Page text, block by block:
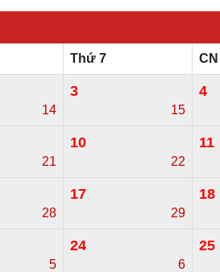
Thứ 7 CN
14
3
15
4
21
10
22
11
28
17
29
18
5
24
6
25